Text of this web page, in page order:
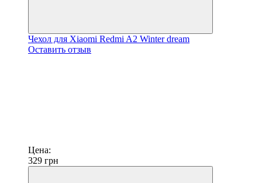
Чехол для Xiaomi Redmi A2 Winter dream
Оставить отзыв
Цена:
329 грн